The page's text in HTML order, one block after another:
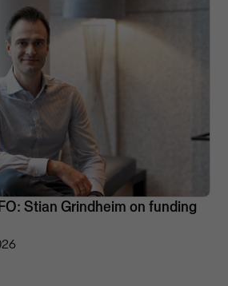
Stian Grindheim on funding